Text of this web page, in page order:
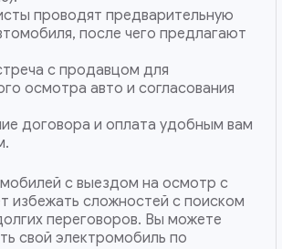
проводят предварительную
после чего предлагают
с продавцом для
осмотра авто и согласования
договора и оплата удобным вам
с выездом на осмотр с
избежать сложностей с поиском
переговоров. Вы можете
свой электромобиль по